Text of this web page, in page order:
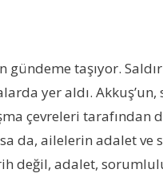
gündeme taşıyor.
yer aldı.
çevreleri tarafından
da, ailelerin adalet
değil, adalet,